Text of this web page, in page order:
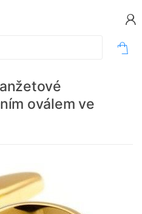
oválem ve